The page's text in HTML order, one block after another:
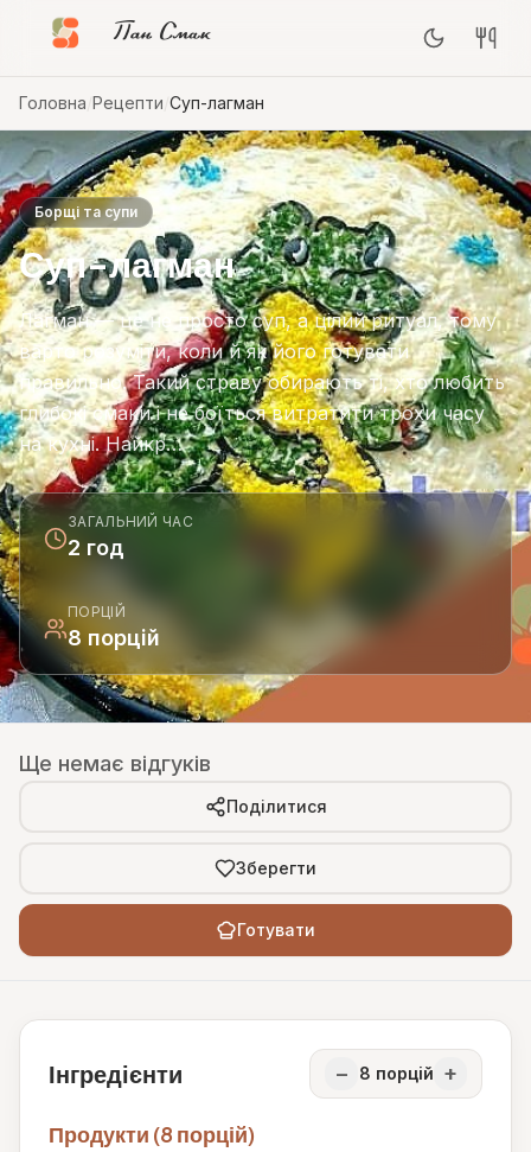
Пан Смак
Головна Рецепти Суп-лагман
Борщі та супи
Суп-лагман
Лагман — це не просто суп, а цілий ритуал, тому
варто розуміти, коли й як його готувати
правильно. Такий страву обирають ті, хто любить
глибокі смаки і не боїться витратити трохи часу
на кухні. Найкр…
ЗАГАЛЬНИЙ ЧАС
2 год
ПОРЦІЙ
8 порцій
Ще немає відгуків
Поділитися
Зберегти
Готувати
Інгредієнти − 8 порцій +
Продукти (8 порцій)